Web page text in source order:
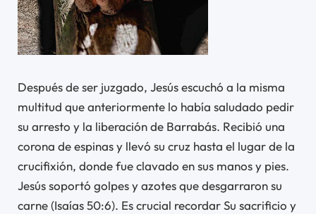
Después de ser juzgado, Jesús escuchó a la misma
multitud que anteriormente lo había saludado pedir
su arresto y la liberación de Barrabás. Recibió una
corona de espinas y llevó su cruz hasta el lugar de la
crucifixión, donde fue clavado en sus manos y pies.
Jesús soportó golpes y azotes que desgarraron su
carne (Isaías 50:6). Es crucial recordar Su sacrificio y